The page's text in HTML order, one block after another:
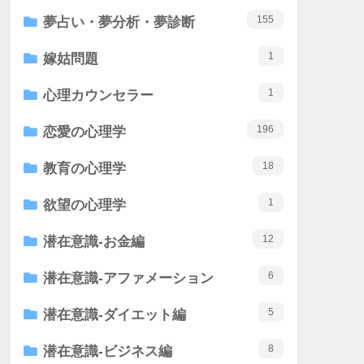
夢占い・夢分析・夢診断 155
嫁姑問題 1
心理カウンセラー 1
恋愛の心理学 196
教育の心理学 18
欲望の心理学 1
潜在意識-お金編 12
潜在意識-アファメーション 6
潜在意識-ダイエット編 5
潜在意識-ビジネス編 8